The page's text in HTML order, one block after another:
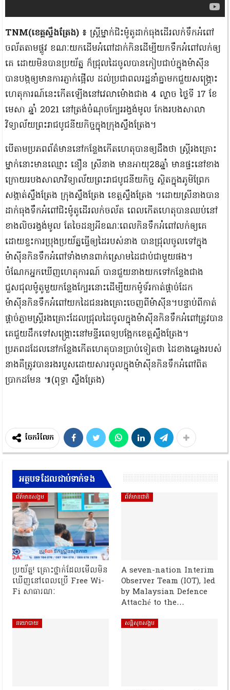
TNM(ខេត្តស្ទឹងត្រែង) ៖ ស្ត្រីម្នាក់ជិះមូ៉តូដាក់ធុងដើរលក់ទឹកអំពៅ
ចល័តតាមផ្លូវ ខណៈយកដើមអំពៅដាក់កិនដើម្បីយកទឹកអំពៅលក់ឲ្យ
គេ ដោយមិនបានប្រយ័ត្ន ក៏ជ្រុលដៃចូលបានកៀបជាប់ក្នុងម៉ាស៊ីន
បានបង្កឲ្យមានការភ្ញាក់ផ្អើល ដល់ប្រជាពលរដ្ឋនាំគ្នាមកជួយសង្គ្រោះ
ហេតុការណ៍នេះកើតឡើងនៅវេលាម៉ោងជាង 4 ល្ងាច ថ្ងៃទី 17 ខែ
មេសា ឆ្នាំ 2021 នៅត្រង់ចំណុចក្បែររង្វង់មូល កែងរបងសាលា
វិទ្យាល័យព្រះរាជបូជនីយកិច្ចក្នុងក្រុងស្ទឹងត្រែង។
បើតាមប្រភពព័ត៌មាននៅកន្លែងកើតហេតុបានឲ្យដឹងថា ស្រ្តីរងគ្រោះ
ម្នាក់នោះមានឈ្មោះ នឿន ស្រីនាង មានអាយុ28ឆ្នាំ មានផ្ទះនៅខាង
ក្រោយរបងសាលាវិទ្យាល័យព្រះរាជបូជនីយកិច្ច ស្ថិតក្នុងភូមិព្រែក
សង្កាត់ស្ទឹងត្រែង ក្រុងស្ទឹងត្រែង ខេត្តស្ទឹងត្រែង ។ដោយស្រីនាងបាន
ដាក់ធុងទឹកអំពៅជិះម៉ូតូដើរលក់ចល័ត ពេលកើតហេតុបានឈប់នៅ
ខាងលិចរង្វង់មូល តែចៃដន្យអីខណៈពេលកិនទឹកអំពៅលក់ឲ្យគេ
ដោយខ្វះការប្រុងប្រយ័ត្នធ្វើឲ្យដៃរបស់នាង បានជ្រុលចូលទៅក្នុង
ម៉ាស៊ីនកិនទឹកអំពៅទាំងមានពាក់ស្រោមដៃជាប់ជាមួយផង។
ចំណែកអ្នកឃើញហេតុការណ៍ បានជួយនាងយកទៅកន្លែងជាង
ជួសជុលម៉ូតូមួយកន្លែងក្បែរនោះដើម្បីយកម៉ូទ័រកាត់ផ្តាច់ដែក
ម៉ាស៊ីនកិនទឹកអំពៅយកដៃជនរងគ្រោះចេញពីម៉ាស៊ីន។បន្ទាប់ពីកាត់
ផ្ដាច់ភ្លាមស្ត្រីរងគ្រោះដែលជ្រុលដៃចូលក្នុងម៉ាស៊ីនកិនទឹកអំពៅត្រូវបាន
គេជួយដឹកទៅសង្គ្រោះនៅមន្ទីរពេទ្យបង្អែកខេត្តស្ទឹងត្រែង។
ប្រភពដដែលនៅកន្លែងកើតហេតុបានប្រាប់ទៀតថា ដៃខាងឆ្វេងរបស់
នាងគឺត្រូវបានរងរបួសដោយសារចូលក្នុងម៉ាស៊ីនកិនទឹកអំពៅពិត
ប្រាកដមែន ៕(ពុទ្ធា ស្ទឹងត្រែង)
ចែករំលែក
អត្ថបទដែលជាប់ទាក់ទង
ព័ត៍មានសង្គម
ប្រយ័ត្ន! គ្រោះថ្នាក់ដែលមើលមិន
ឃើញនៅពេលប្រើ Free Wi-
Fi សាធារណៈ
ព័ត៌មានជាតិ
A seven-nation Interim
Observer Team (IOT), led
by Malaysian Defence
Attaché to the…
នយោបាយ សន្តិសុខសង្គម